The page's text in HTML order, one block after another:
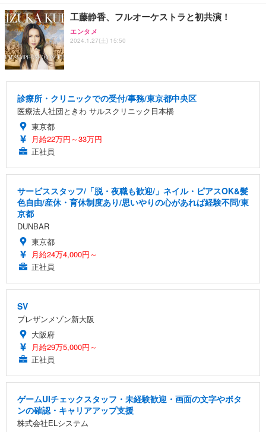
工藤静香、フルオーケストラと初共演！
エンタメ
2024.1.27(土) 15:50
診療所・クリニックでの受付/事務/東京都中央区
医療法人社団ときわ サルスクリニック日本橋
東京都
月給22万円～33万円
正社員
サービススタッフ/「脱・夜職も歓迎/」ネイル・ピアスOK&髪
色自由/産休・育休制度あり/思いやりの心があれば経験不問/東
京都
DUNBAR
東京都
月給24万4,000円～
正社員
SV
プレザンメゾン新大阪
大阪府
月給29万5,000円～
正社員
ゲームUIチェックスタッフ・未経験歓迎・画面の文字やボタ
ンの確認・キャリアアップ支援
株式会社ELシステム